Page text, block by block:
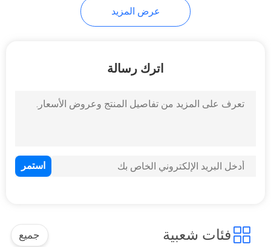
عرض المزيد
اترك رسالة
فئات شعبية جميع